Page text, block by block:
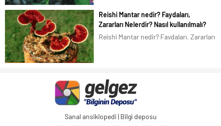
çiçeği, Altuncuk, Ölü çiçeği, Şamdan
çiçeği, Portakal nergisi, Aynısafa’dır.
Aynısefa (aynısafa), Türkiye de pek...
Reishi Mantar nedir? Faydaları,
Zararları Nelerdir? Nasıl kullanılmalı?
Reishi Mantar nedir? Faydaları, Zararları
Lingzhi, Çincede, “manevi potens otu”
olarak da...
Sanal ansiklopedi | Bilgi deposu